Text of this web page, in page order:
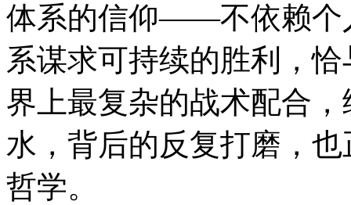
体系的信仰——不依赖个
系谋求可持续的胜利，
界上最复杂的战术配合
水，背后的反复打磨，
哲学。